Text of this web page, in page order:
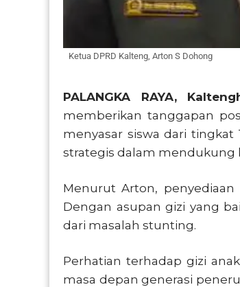
Ketua DPRD Kalteng, Arton S Dohong
PALANGKA RAYA,
memberikan tanggapan
menyasar siswa dari tingkat
strategis dalam mendukung
Menurut Arton, penyediaan
Dengan asupan gizi yang
dari masalah stunting.
Perhatian terhadap gizi
masa depan generasi